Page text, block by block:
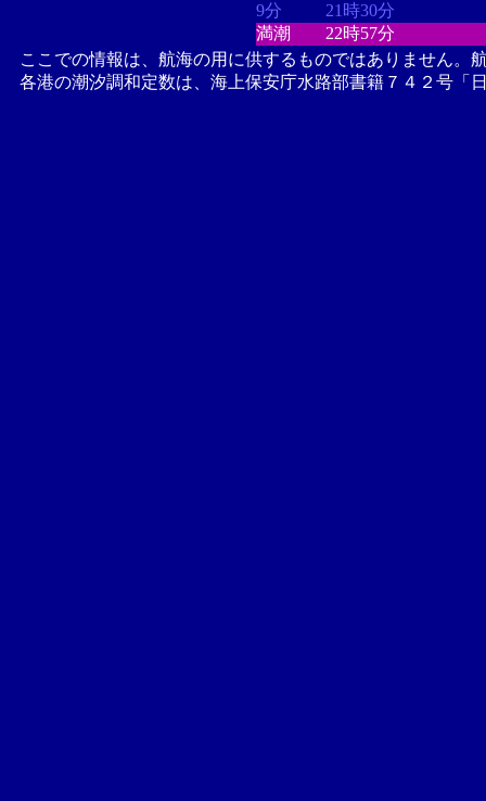
9分
21時30分
満潮
22時57分
ここでの情報は、航海の用に供するものではありません。
各港の潮汐調和定数は、海上保安庁水路部書籍７４２号「